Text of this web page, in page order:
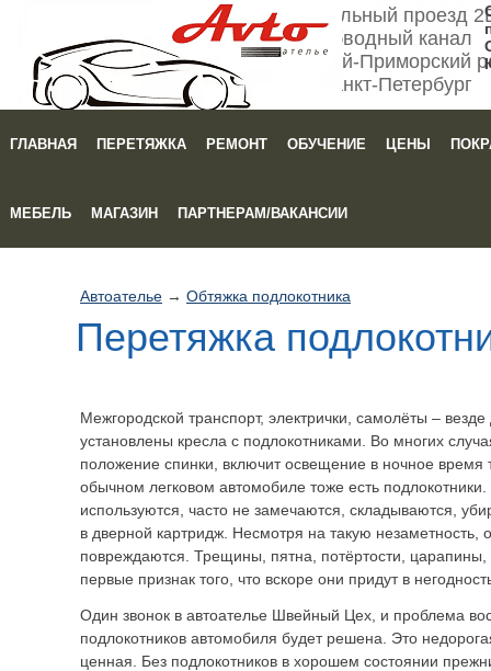
Мебельный проезд
Обводный канал
Кировский-Приморский
Санкт-Петербург
ГЛАВНАЯ ПЕРЕТЯЖКА РЕМОНТ ОБУЧЕНИЕ ЦЕНЫ
МЕБЕЛЬ МАГАЗИН ПАРТНЕРАМ/ВАКАНСИИ
Автоателье → Обтяжка подлокотника
Перетяжка
Межгородской транспорт, электрички, самолёты –
установлены кресла с подлокотниками. Во многих
положение спинки, включит освещение в ночное время
обычном легковом автомобиле тоже есть
используются, часто не замечаются, складываются,
в дверной картридж. Несмотря на такую незаметность,
повреждаются. Трещины, пятна, потёртости,
первые признак того, что вскоре они придут в
Один звонок в автоателье Швейный Цех, и проблема
подлокотников автомобиля будет решена. Это
ценная. Без подлокотников в хорошем состоянии